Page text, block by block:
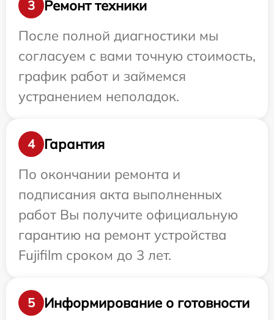
3
Ремонт техники
После полной диагностики мы
согласуем с вами точную стоимость,
график работ и займемся
устранением неполадок.
4
Гарантия
По окончании ремонта и
подписания акта выполненных
работ Вы получите официальную
гарантию на ремонт устройства
Fujifilm сроком до 3 лет.
5
Информирование о готовности